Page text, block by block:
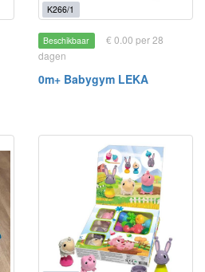
K266/1
Beschikbaar
€ 0.00 per 28
dagen
0m+ Babygym LEKA